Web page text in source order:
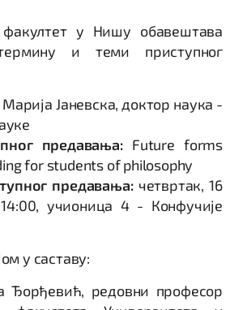
у Нишу обавештава
и теми приступног
Јаневска, доктор наука -
предавања: Future forms
for students of philosophy
предавања: четвртак, 16
учионица 4 - Конфучије
у саставу:
Ђорђевић, редовни професор